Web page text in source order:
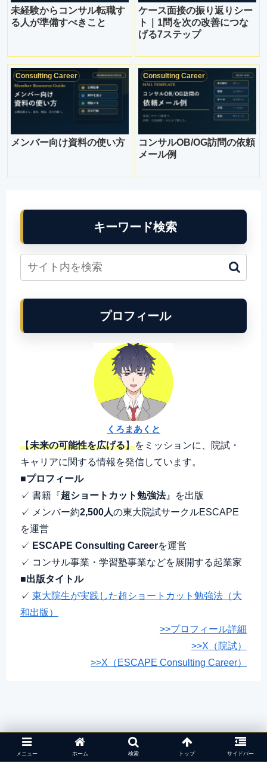
未経験からコンサル転職す
る人が準備すべきこと
ケース面接の振り返りシー
ト｜1問を次の改善につな
げる7ステップ
Consulting Career
メンバー向け資料の使い方
Consulting Career
コンサルOB/OG訪問の依頼
メール例
キーワード検索
プロフィール
くろまあくと
【未来の可能性を広げる】をミッションに、院試・
キャリアに関する情報を発信しています。
■プロフィール
✓ 書籍『超ショートカット勉強法』を出版
✓ メンバー約2,500人の東大院試サークルESCAPE
を運営
✓ ESCAPE Consulting Careerを運営
✓ コンサル事業・学習塾事業などを展開する起業家
■出版タイトル
✓ 東大院生が実践した超ショートカット勉強法（大
和出版）
>>プロフィール詳細
>>X（院試）
>>X（ESCAPE Consulting Career）
メニュー ホーム 検索 トップ サイドバー